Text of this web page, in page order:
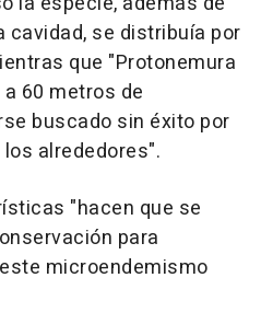
cavidad, se distribuía por
que "Protonemura
60 metros de
buscado sin éxito por
alrededores".
"hacen que se
para
microendemismo